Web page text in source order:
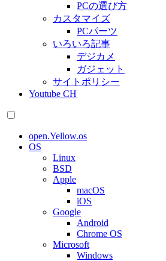
PCの選び方
カスタマイズ
PCパーツ
いろいろ記事
デジカメ
ガジェット
サイトポリシー
Youtube CH
open.Yellow.os
OS
Linux
BSD
Apple
macOS
iOS
Google
Android
Chrome OS
Microsoft
Windows